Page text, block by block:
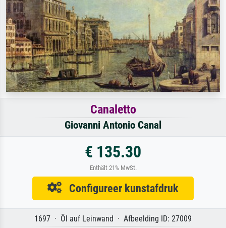
Canaletto
Giovanni Antonio Canal
€ 135.30
Enthält 21% MwSt.
Configureer kunstafdruk
1697 · Öl auf Leinwand · Afbeelding ID: 27009